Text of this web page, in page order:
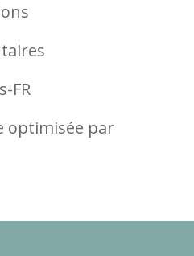
FR
optimisée par